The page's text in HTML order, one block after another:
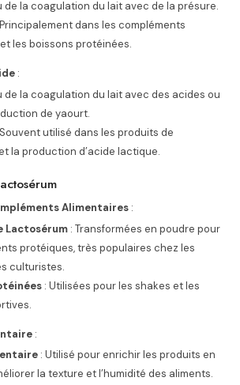
de la coagulation du lait avec de la présure.
dans les compléments
les boissons protéinées.
:
de la coagulation du lait avec des acides ou
de yaourt.
utilisé dans les produits de
la production d’acide lactique.
Alimentaires :
Lactosérum : Transformées en poudre pour
protéiques, très populaires chez les
culturistes.
: Utilisées pour les shakes et les
:
: Utilisé pour enrichir les produits en
la texture et l’humidité des aliments.